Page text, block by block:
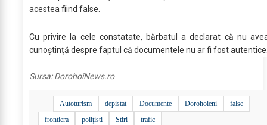
acestea fiind false.
Cu privire la cele constatate, bărbatul a declarat că nu
cunoștință despre faptul că documentele nu ar fi fost
Sursa:DorohoiNews.ro
Autoturism depistat Documente Dorohoieni
false
frontiera
poliţisti Stiri trafic